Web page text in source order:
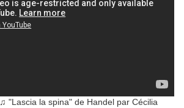
♫ "Lascia la spina" de Handel par Cécilia